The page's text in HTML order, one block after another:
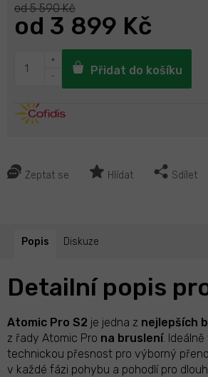
Zeptat se Hlídat Sdílet
od 5 590 Kč
od 3 899 Kč
Přidat do košíku
Popis Diskuze
Detailní popis
Atomic Pro S2 je jedna z nejlepších
z řady Atomic Pro na bruslení.
technickou přesnost pro výborný
v každé fázi pohybu a pohodlí pro